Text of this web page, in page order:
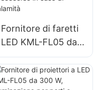
cantieri edili
Fornitore di faretti
LED KML-FL05 da
200 W,
illuminazione di
emergenza e di